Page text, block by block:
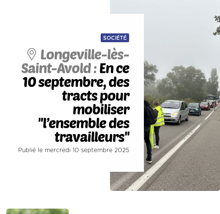
SOCIÉTÉ
Longeville-lès-
Saint-Avold :En ce
10 septembre, des
tracts pour
mobiliser
''l’ensemble des
travailleurs''
Publié le mercredi 10 septembre 2025